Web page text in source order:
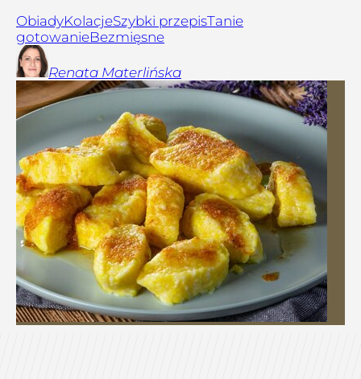
ObiadyKolacjeSzybki przepisTanie
gotowanieBezmięsne
Renata Materlińska